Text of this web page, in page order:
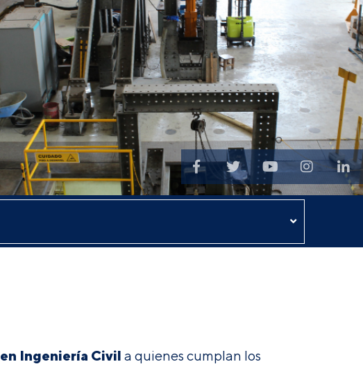
en Ingeniería Civil a quienes cumplan los